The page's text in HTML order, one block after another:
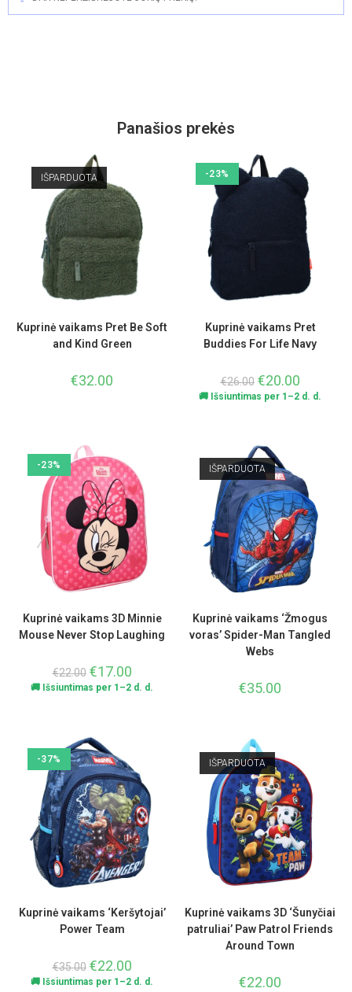
Panašios prekės
IŠPARDUOTA
Kuprinė vaikams Pret Be Soft
and Kind Green
€32.00
-23%
Kuprinė vaikams Pret
Buddies For Life Navy
€26.00 €20.00
🚚 Išsiuntimas per 1–2 d. d.
-23%
Kuprinė vaikams 3D Minnie
Mouse Never Stop Laughing
€22.00 €17.00
🚚 Išsiuntimas per 1–2 d. d.
IŠPARDUOTA
Kuprinė vaikams ‘Žmogus
voras’ Spider-Man Tangled
Webs
€35.00
-37%
Kuprinė vaikams ‘Keršytojai’
Power Team
€35.00 €22.00
🚚 Išsiuntimas per 1–2 d. d.
IŠPARDUOTA
Kuprinė vaikams 3D ‘Šunyčiai
patruliai’ Paw Patrol Friends
Around Town
€22.00